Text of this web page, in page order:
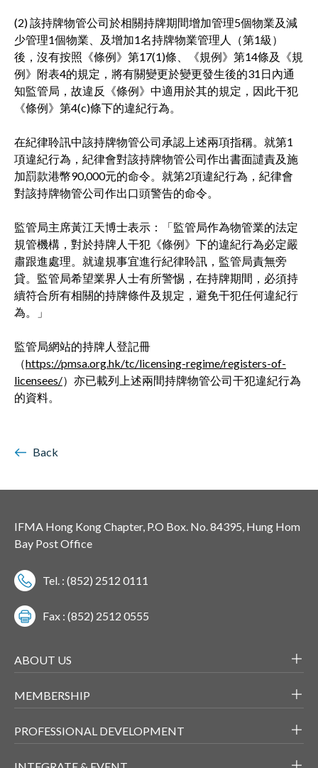
(2) 該持牌物管公司於相關持牌期間增加管理5個物業及減
少管理1個物業、及增加1名持牌物業管理人（第1級）
後，沒有按照《條例》第17(1)條、《規例》第14條及《規
例》附表4的規定，將有關變更於變更發生後的31日內通
知監管局，故違反《條例》中適用於其的規定，因此干犯
《條例》第4(c)條下的違紀行為。
在紀律聆訊中該持牌物管公司承認上述兩項指稱。就第1
項違紀行為，紀律會對該持牌物管公司作出書面譴責及施
加罰款港幣90,000元的命令。就第2項違紀行為，紀律會
對該持牌物管公司作出口頭警告的命令。
監管局主席黃江天博士表示：「監管局作為物管業的法定
規管機構，對於持牌人干犯《條例》下的違紀行為必定嚴
肅跟進處理。就違規事宜進行紀律聆訊，監管局責無旁
貸。監管局希望業界人士有所警惕，在持牌期間，必須持
續符合所有相關的持牌條件及規定，避免干犯任何違紀行
為。」
監管局網站的持牌人登記冊
（https://pmsa.org.hk/tc/licensing-regime/registers-of-
licensees/）亦已載列上述兩間持牌物管公司干犯違紀行為
的資料。
Back
IFMA Hong Kong Chapter, P.O Box. No. 84395, Hung Hom
Bay Post Office
Tel. : (852) 2512 0111
Fax : (852) 2512 0555
ABOUT US
MEMBERSHIP
PROFESSIONAL DEVELOPMENT